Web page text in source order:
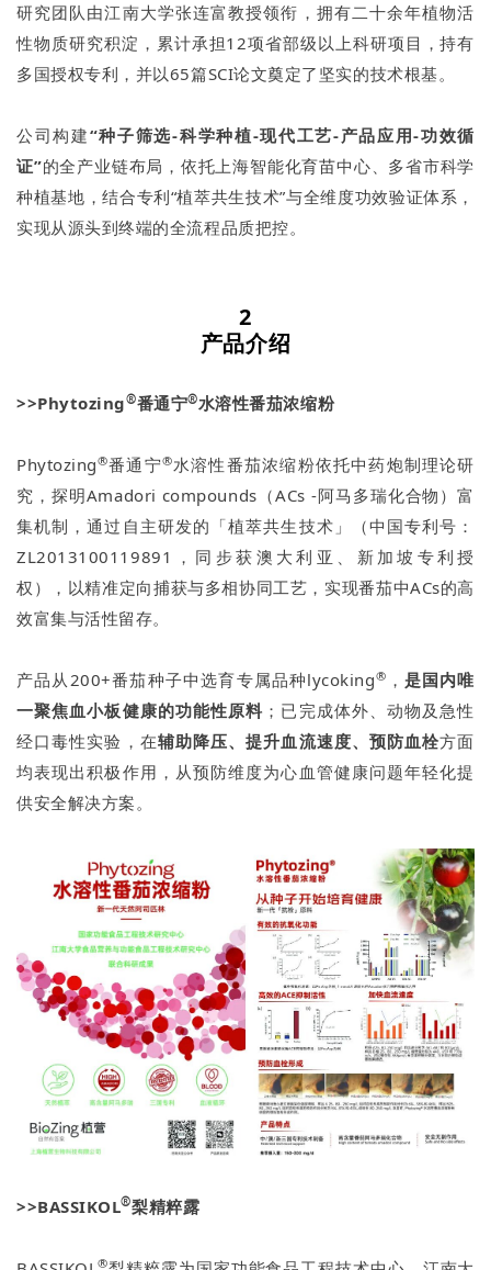
研究团队由江南大学张连富教授领衔，拥有二十余年植物活
性物质研究积淀，累计承担12项省部级以上科研项目，持有
多国授权专利，并以65篇SCI论文奠定了坚实的技术根基。
公司构建“种子筛选-科学种植-现代工艺-产品应用-功效循
证”的全产业链布局，依托上海智能化育苗中心、多省市科学
种植基地，结合专利“植萃共生技术”与全维度功效验证体系，
实现从源头到终端的全流程品质把控。
2
产品介绍
>>Phytozing®番通宁®水溶性番茄浓缩粉
Phytozing®番通宁®水溶性番茄浓缩粉依托中药炮制理论研
究，探明Amadori compounds（ACs -阿马多瑞化合物）富
集机制，通过自主研发的「植萃共生技术」（中国专利号：
ZL2013100119891，同步获澳大利亚、新加坡专利授
权），以精准定向捕获与多相协同工艺，实现番茄中ACs的高
效富集与活性留存。
产品从200+番茄种子中选育专属品种lycoking® ， 是国内唯
一聚焦血小板健康的功能性原料 ；已完成体外、动物及急性
经口毒性实验，在辅助降压、提升血流速度、预防血栓方面
均表现出积极作用，从预防维度为心血管健康问题年轻化提
供安全解决方案。
>>BASSIKOL®梨精粹露
®